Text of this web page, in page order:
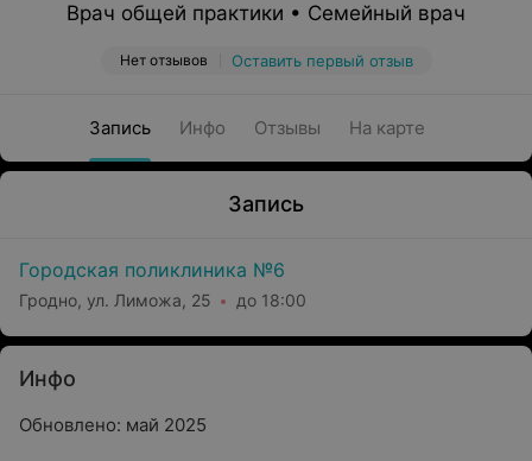
Врач общей практики • Семейный врач
Нет отзывов Оставить первый отзыв
Запись Инфо Отзывы На карте
Запись
Городская поликлиника №6
Гродно, ул. Лиможа, 25 до 18:00
Инфо
Обновлено: май 2025